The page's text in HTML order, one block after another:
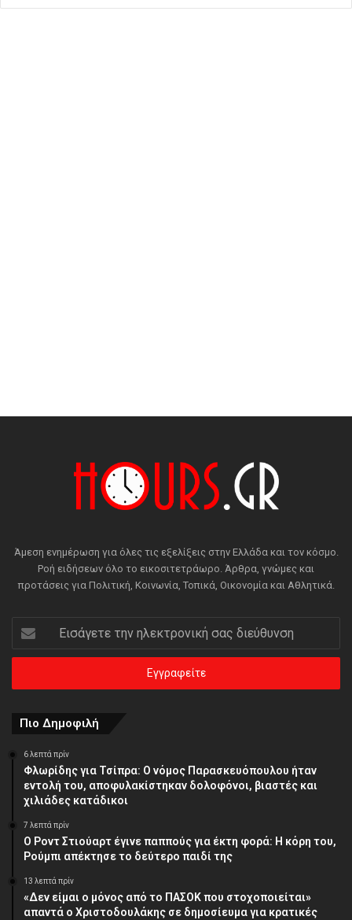
Άμεση ενημέρωση για όλες τις εξελίξεις στην Ελλάδα και τον κόσμο.
Ροή ειδήσεων όλο το εικοσιτετράωρο. Άρθρα, γνώμες και
προτάσεις για Πολιτική, Κοινωνία, Τοπικά, Οικονομία και Αθλητικά.
Εισάγετε
την
ηλεκτρονική
διεύθυνση
Πιο Δημοφιλή
6 λεπτά πρίν
Φλωρίδης για Τσίπρα: Ο νόμος Παρασκευόπουλου ήταν
εντολή του, αποφυλακίστηκαν δολοφόνοι, βιαστές και
χιλιάδες κατάδικοι
7 λεπτά πρίν
Ο Ροντ Στιούαρτ έγινε παππούς για έκτη φορά: Η κόρη του,
Ρούμπι απέκτησε το δεύτερο παιδί της
13 λεπτά πρίν
«Δεν είμαι ο μόνος από το ΠΑΣΟΚ που στοχοποιείται»
απαντά ο Χριστοδουλάκης σε δημοσίευμα για κρατικές